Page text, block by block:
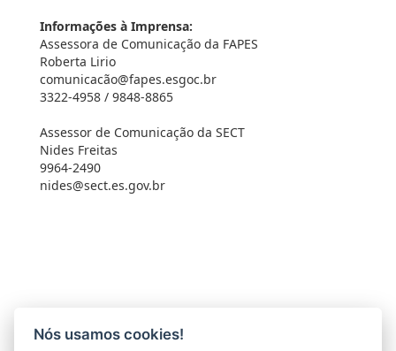
Informações à Imprensa:
Assessora de Comunicação da FAPES
Roberta Lirio
comunicacão@fapes.esgoc.br
3322-4958 / 9848-8865
Assessor de Comunicação da SECT
Nides Freitas
9964-2490
nides@sect.es.gov.br
Nós usamos cookies!